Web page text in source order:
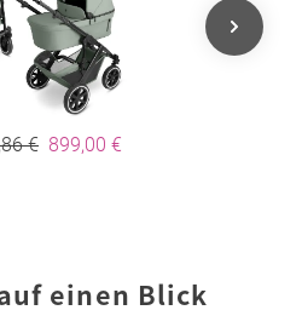
€ 899,00 €
einen Blick